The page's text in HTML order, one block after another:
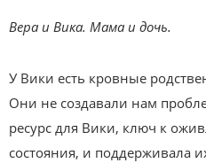
Вера и Вика. Мама и дочь.
У Вики есть кровные
Они не создавали нам
ресурс для Вики, ключ к
состояния, и поддерживала